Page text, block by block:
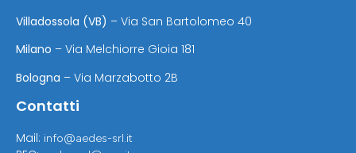
Villadossola (VB) – Via San Bartolomeo 40
Milano – Via Melchiorre Gioia 181
Bologna – Via Marzabotto 2B
Contatti
Mail: info@aedes-srl.it